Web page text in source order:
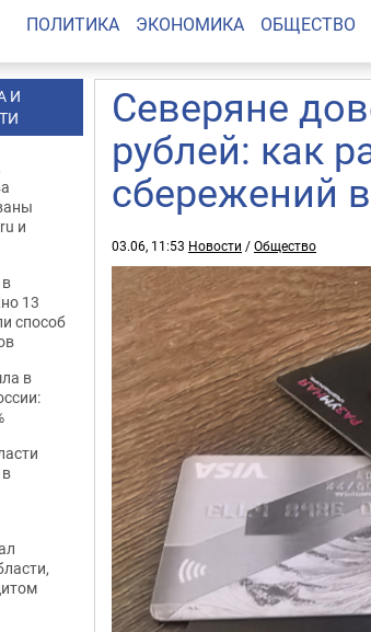
ПОЛИТИКА ЭКОНОМИКА ОБЩЕСТВО
Северяне
рублей: как
сбережений
03.06, 11:53 Новости /Общество
И
и
13
способ
в